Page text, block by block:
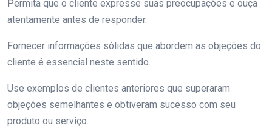
Permita que o cliente expresse suas preocupações e ouça
atentamente antes de responder.
Fornecer informações sólidas que abordem as objeções do
cliente é essencial neste sentido.
Use exemplos de clientes anteriores que superaram
objeções semelhantes e obtiveram sucesso com seu
produto ou serviço.